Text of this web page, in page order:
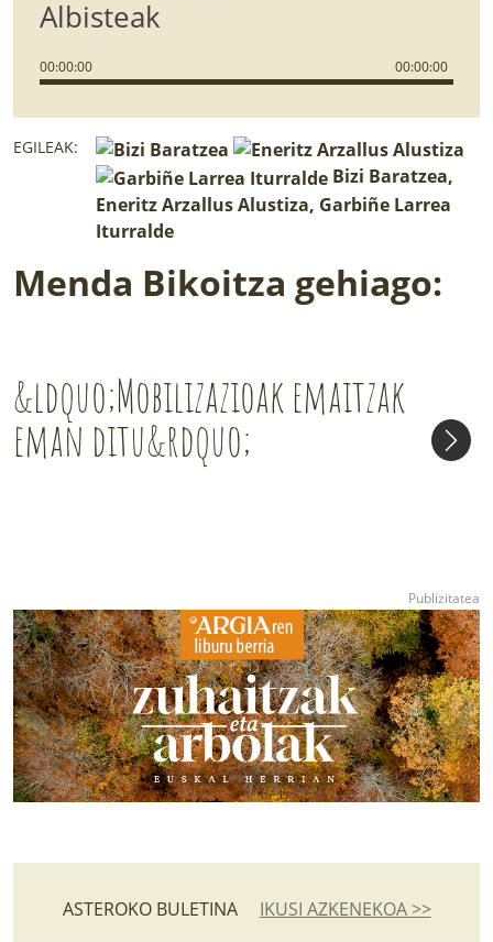
Albisteak
00:00:00 00:00:00
EGILEAK:
Bizi Baratzea,
Eneritz Arzallus Alustiza, Garbiñe Larrea
Iturralde
Menda Bikoitza gehiago:
&ldquo;Mobilizazioak emaitzak
eman ditu&rdquo;
ASTEROKO BULETINA IKUSI AZKENEKOA >>